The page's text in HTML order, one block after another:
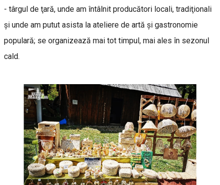
- târgul de ţară, unde am întâlnit producători locali, tradiţionali
şi unde am putut asista la ateliere de artă şi gastronomie
populară; se organizează mai tot timpul, mai ales în sezonul
cald.